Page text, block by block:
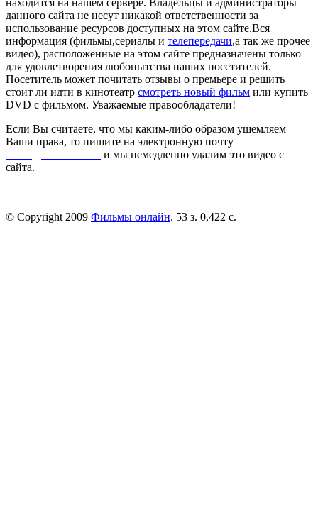
находится на нашем сервере. Владельцы и администраторы
данного сайта не несут никакой ответственности за
использование ресурсов доступных на этом сайте.Вся
информация (фильмы,сериалы и телепередачи,а так же прочее
видео), расположенные на этом сайте предназначены только
для удовлетворения любопытства наших посетителей.
Посетитель может почитать отзывы о премьере и решить
стоит ли идти в кинотеатр смотреть новый фильм или купить
DVD с фильмом. Уважаемые правообладатели!
Если Вы считаете, что мы каким-либо образом ущемляем
Ваши права, то пишите на электронную почту
и мы немедленно удалим это видео с
сайта.
© Copyright 2009 Фильмы онлайн. 53 з. 0,422 с.